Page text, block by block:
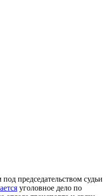
председательством судьи
уголовное дело по